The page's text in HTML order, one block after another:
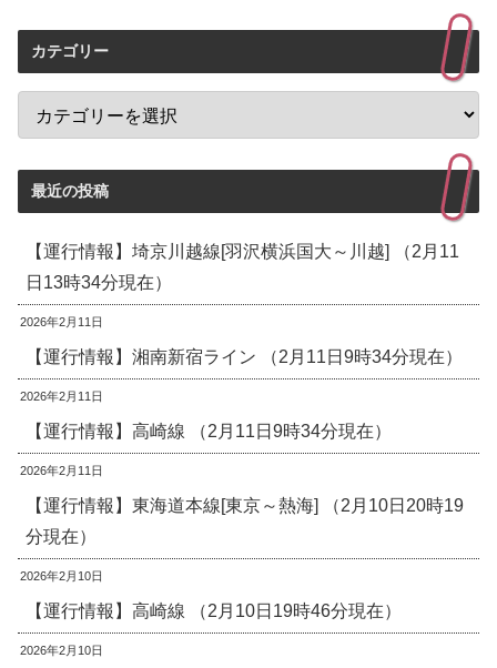
カテゴリー
最近の投稿
【運行情報】埼京川越線[羽沢横浜国大～川越] （2月11
日13時34分現在）
2026年2月11日
【運行情報】湘南新宿ライン （2月11日9時34分現在）
2026年2月11日
【運行情報】高崎線 （2月11日9時34分現在）
2026年2月11日
【運行情報】東海道本線[東京～熱海] （2月10日20時19
分現在）
2026年2月10日
【運行情報】高崎線 （2月10日19時46分現在）
2026年2月10日